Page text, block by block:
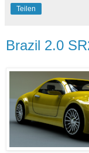
Teilen
Brazil 2.0